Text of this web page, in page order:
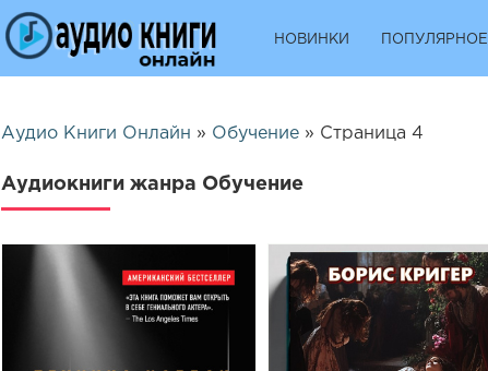
НОВИНКИ ПОПУЛЯРНОЕ
Аудио Книги Онлайн » Обучение » Страница 4
Аудиокниги жанра Обучение